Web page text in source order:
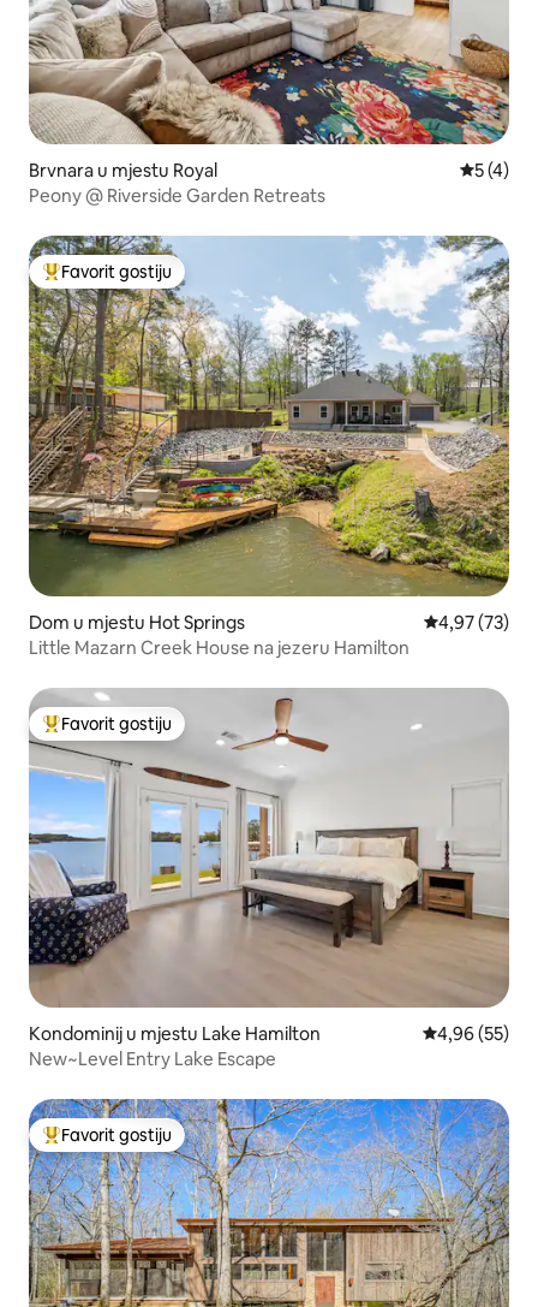
Brvnara u mjestu Royal
5 (4)
Peony @ Riverside Garden Retreats
Glavni favorit gostiju
Favorit gostiju
Dom u mjestu Hot Springs Prosječna
4,97 (73)
Little Mazarn Creek House na jezeru Hamilton
Glavni favorit gostiju
Favorit gostiju
Kondominij u mjestu Lake Hamilton Prosječna
4,96 (55)
New~Level Entry Lake Escape
Glavni favorit gostiju
Favorit gostiju